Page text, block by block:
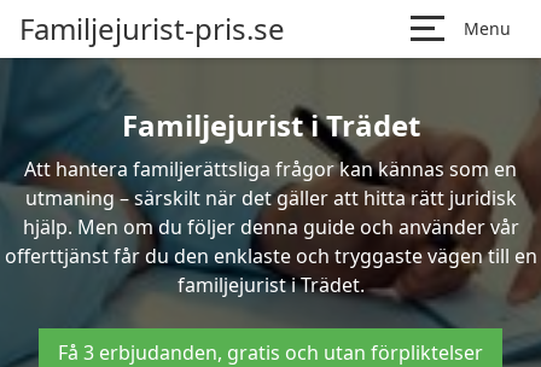
Familjejurist-pris.se Menu
Familjejurist i Trädet
Att hantera familjerättsliga frågor kan kännas som en
utmaning – särskilt när det gäller att hitta rätt juridisk
hjälp. Men om du följer denna guide och använder vår
offerttjänst får du den enklaste och tryggaste vägen till en
familjejurist i Trädet.
Få 3 erbjudanden, gratis och utan förpliktelser